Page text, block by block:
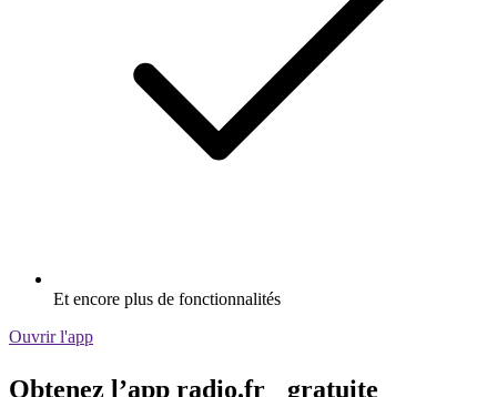
Et encore plus de fonctionnalités
Ouvrir l'app
Obtenez l’app radio.fr gratuite